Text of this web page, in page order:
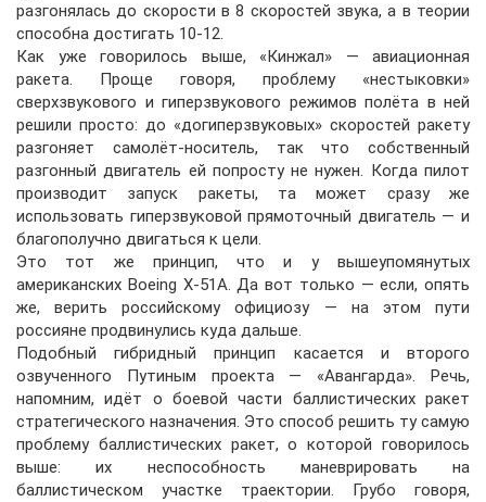
разгонялась до скорости в 8 скоростей звука, а в теории
способна достигать 10-12.
Как уже говорилось выше, «Кинжал» — авиационная
ракета. Проще говоря, проблему «нестыковки»
сверхзвукового и гиперзвукового режимов полёта в ней
решили просто: до «догиперзвуковых» скоростей ракету
разгоняет самолёт-носитель, так что собственный
разгонный двигатель ей попросту не нужен. Когда пилот
производит запуск ракеты, та может сразу же
использовать гиперзвуковой прямоточный двигатель — и
благополучно двигаться к цели.
Это тот же принцип, что и у вышеупомянутых
американских Boeing X-51A. Да вот только — если, опять
же, верить российскому официозу — на этом пути
россияне продвинулись куда дальше.
Подобный гибридный принцип касается и второго
озвученного Путиным проекта — «Авангарда». Речь,
напомним, идёт о боевой части баллистических ракет
стратегического назначения. Это способ решить ту самую
проблему баллистических ракет, о которой говорилось
выше: их неспособность маневрировать на
баллистическом участке траектории. Грубо говоря,